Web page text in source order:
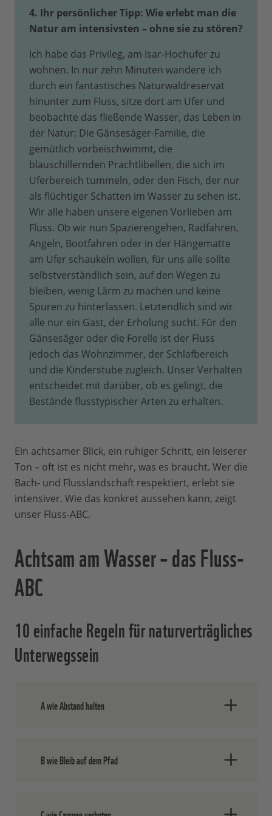
4. Ihr persönlicher Tipp: Wie erlebt man die
Natur am intensivsten – ohne sie zu stören?
Ich habe das Privileg, am Isar-Hochufer zu
wohnen. In nur zehn Minuten wandere ich
durch ein fantastisches Naturwaldreservat
hinunter zum Fluss, sitze dort am Ufer und
beobachte das fließende Wasser, das Leben in
der Natur: Die Gänsesäger-Familie, die
gemütlich vorbeischwimmt, die
blauschillernden Prachtlibellen, die sich im
Uferbereich tummeln, oder den Fisch, der nur
als flüchtiger Schatten im Wasser zu sehen ist.
Wir alle haben unsere eigenen Vorlieben am
Fluss. Ob wir nun Spazierengehen, Radfahren,
Angeln, Bootfahren oder in der Hängematte
am Ufer schaukeln wollen, für uns alle sollte
selbstverständlich sein, auf den Wegen zu
bleiben, wenig Lärm zu machen und keine
Spuren zu hinterlassen. Letztendlich sind wir
alle nur ein Gast, der Erholung sucht. Für den
Gänsesäger oder die Forelle ist der Fluss
jedoch das Wohnzimmer, der Schlafbereich
und die Kinderstube zugleich. Unser Verhalten
entscheidet mit darüber, ob es gelingt, die
Bestände flusstypischer Arten zu erhalten.
Ein achtsamer Blick, ein ruhiger Schritt, ein leiserer
Ton – oft ist es nicht mehr, was es braucht. Wer die
Bach- und Flusslandschaft respektiert, erlebt sie
intensiver. Wie das konkret aussehen kann, zeigt
unser Fluss-ABC.
Achtsam am Wasser – das Fluss-
ABC
10 einfache Regeln für naturverträgliches
Unterwegssein
A wie Abstand halten
Brutzeit. Viele Tiere brauchen Ruhe.
B wie Bleib auf dem Pfad